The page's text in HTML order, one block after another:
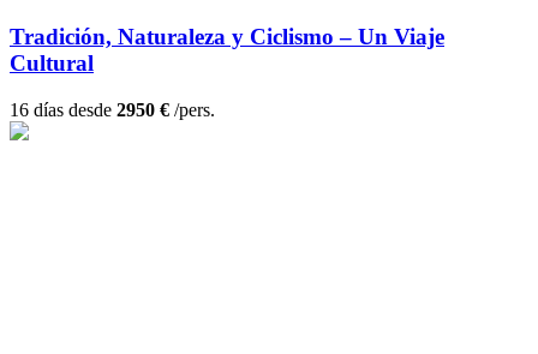
Tradición, Naturaleza y Ciclismo – Un Viaje
Cultural
16 días desde 2950 € /pers.